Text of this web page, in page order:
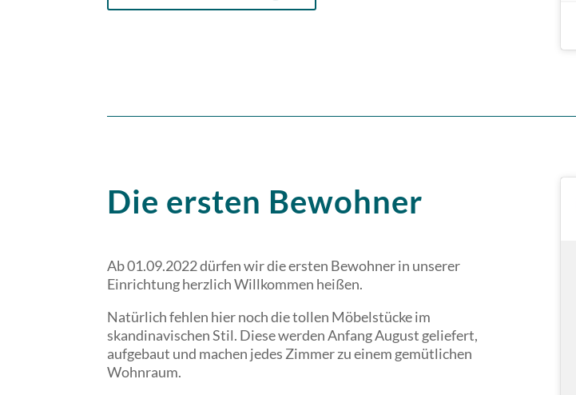
Die ersten Bewohner
Ab 01.09.2022 dürfen wir die ersten Bewohner in unserer
Einrichtung herzlich Willkommen heißen.
Natürlich fehlen hier noch die tollen Möbelstücke im
skandinavischen Stil. Diese werden Anfang August geliefert,
aufgebaut und machen jedes Zimmer zu einem gemütlichen
Wohnraum.